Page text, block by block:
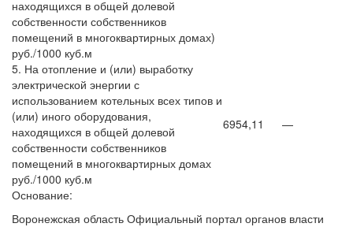
находящихся в общей долевой
собственности собственников
помещений в многоквартирных домах)
руб./1000 куб.м
5. На отопление и (или) выработку
электрической энергии с
использованием котельных всех типов и
(или) иного оборудования,
находящихся в общей долевой
собственности собственников
помещений в многоквартирных домах
руб./1000 куб.м
6954,11 —
Основание:
Воронежская область Официальный портал органов власти